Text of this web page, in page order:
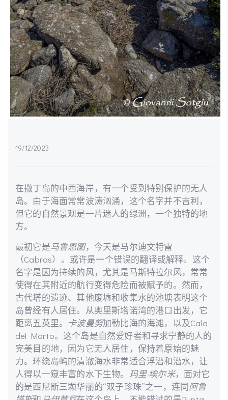
19/12/2023
在撒丁岛的中西海岸，有一个受到特别保护的无人
岛。由于海面常常波涛汹涌，这个名字并不吉利，
但它的自然景观是一片迷人的绿洲，一个独特的地
方。
最初它是马鲁恩图，今天是马尔迪文特雷
（Cabras）。或许是一个错误的翻译或解释。这个
名字是因为持续的风，尤其是马斯特拉尔风，常常
使得在其附近的航行变得危险而被赋予的。然而，
古代塔的遗迹、其他废墟和收集水的池塘表明这个
岛曾经有人居住。从奥里斯塔诺湾的港口出发，它
距离五英里。 卡波曼努加勒比海的海滩，以及Cala
del Morto。这个岛是自然爱好者和寻求宁静的人的
完美目的地，因为它无人居住，保持着原始的魅
力。环绕岛屿的清澈海水非常适合浮潜和潜水，让
人得以一窥丰富的水下生物。 玛里·埃尔米，面对它
的是西尼斯三颗华丽的“双子珍珠”之一，连同阿鲁